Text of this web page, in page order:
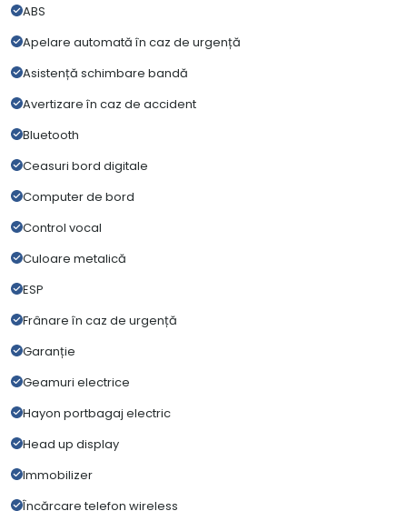
ABS
Apelare automată în caz de urgență
Asistență schimbare bandă
Avertizare în caz de accident
Bluetooth
Ceasuri bord digitale
Computer de bord
Control vocal
Culoare metalică
ESP
Frânare în caz de urgență
Garanție
Geamuri electrice
Hayon portbagaj electric
Head up display
Immobilizer
Încărcare telefon wireless